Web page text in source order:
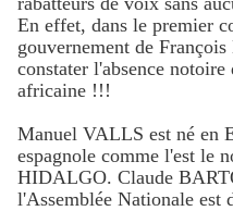
En effet, dans le premier
gouvernement de
constater l'absence
africaine !!!
Manuel VALLS est né en
espagnole comme l'est le
HIDALGO. Claude
l'Assemblée Nationale est